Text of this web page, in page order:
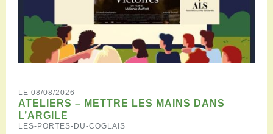
LE 08/08/2026
ATELIERS – METTRE LES MAINS DANS
L’ARGILE
LES-PORTES-DU-COGLAIS